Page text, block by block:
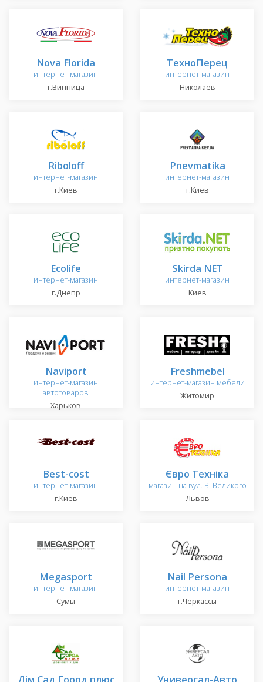
Nova Florida
интернет-магазин
г.Винница
ТехноПерец
интернет-магазин
Николаев
Riboloff
интернет-магазин
г.Киев
Pnevmatika
интернет-магазин
г.Киев
Ecolife
интернет-магазин
г.Днепр
Skirda NET
интернет-магазин
Киев
Naviport
интернет-магазин
автотоваров
Харьков
Freshmebel
интернет-магазин мебели
Житомир
Best-cost
интернет-магазин
г.Киев
Євро Техніка
магазин на вул. В. Великого
Львов
Megasport
интернет-магазин
Сумы
Nail Persona
интернет-магазин
г.Черкассы